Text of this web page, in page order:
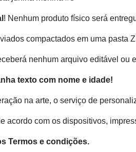
! Nenhum produto físico será
compactados em uma pasta
nenhum arquivo editável ou
texto com nome e idade!
na arte, o serviço de
acordo com os dispositivos,
Termos e condições.